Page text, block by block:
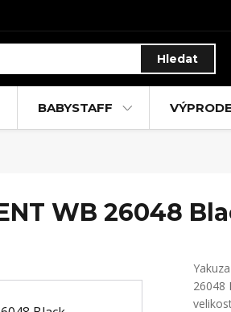
Hledat
BABYSTAFF
WB 26048
26048